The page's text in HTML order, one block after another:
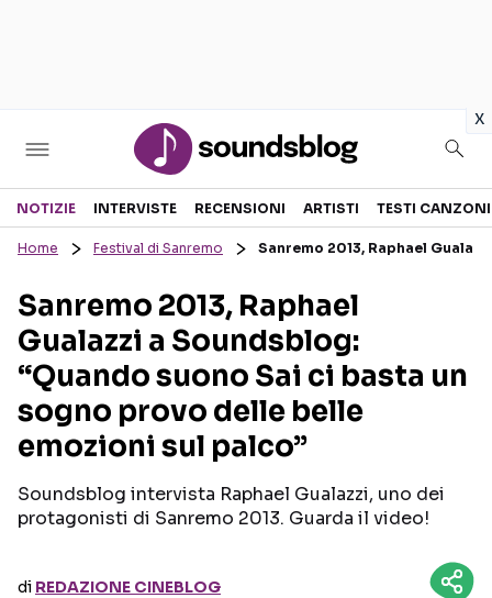
x
Sezioni
RECENSIONI MUSICALI
INTERVISTE
GOSSIP E CURIOSITÀ
TESTI CANZONI
TOUR ED EVENTI
TALENT SHOW
NOTIZIE INTERVISTE RECENSIONI ARTISTI TESTI CANZONI
Home Festival di Sanremo Sanremo 2013, Raphael
Sanremo 2013, Raphael
Gualazzi a Soundsblog:
“Quando suono Sai ci basta un
sogno provo delle belle
emozioni sul palco”
Soundsblog intervista Raphael Gualazzi, uno dei
protagonisti di Sanremo 2013. Guarda il video!
di REDAZIONE CINEBLOG